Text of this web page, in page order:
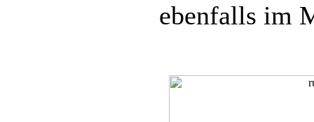
ebenfalls im